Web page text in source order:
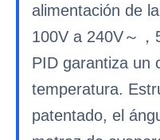
alimentación de
100V a 240V～
PID garantiza un
temperatura.
patentado, el